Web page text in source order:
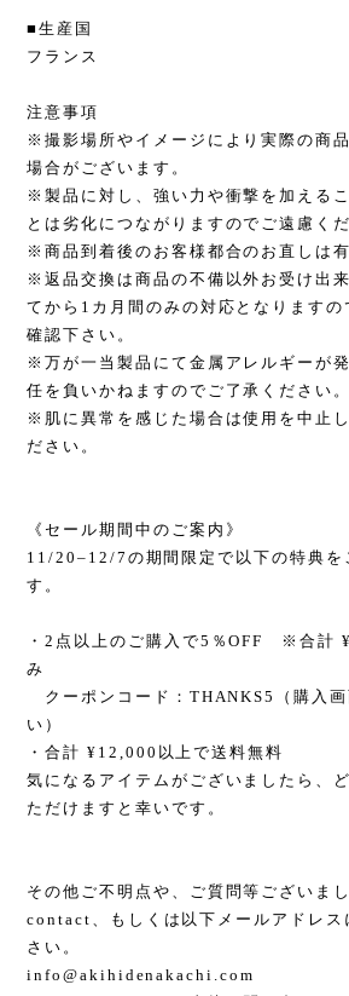
■生産国
フランス
注意事項
※撮影場所やイメージにより実際の商
場合がございます。
※製品に対し、強い力や衝撃を加える
とは劣化につながりますのでご遠慮くだ
※商品到着後のお客様都合のお直しは有
※返品交換は商品の不備以外お受け出
てから1カ月間のみの対応となりますの
確認下さい。
※万が一当製品にて金属アレルギーが
任を負いかねますのでご了承ください。
※肌に異常を感じた場合は使用を中止
ださい。
《セール期間中のご案内》
11/20–12/7の期間限定で以下の特典を
す。
・2点以上のご購入で5％OFF ※合計
み
クーポンコード：THANKS5（購入画
い）
・合計 ¥12,000以上で送料無料
気になるアイテムがございましたら、
ただけますと幸いです。
その他ご不明点や、ご質問等ございま
contact、もしくは以下メールアドレス
さい。
info@akihidenakachi.com